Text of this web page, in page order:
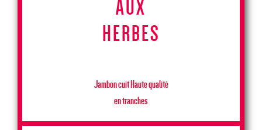
AUX
HERBES
Jambon cuit Haute qualité
en tranches